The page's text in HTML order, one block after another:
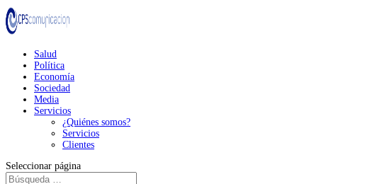
Salud
Política
Economía
Sociedad
Media
Servicios
¿Quiénes somos?
Servicios
Clientes
Seleccionar página